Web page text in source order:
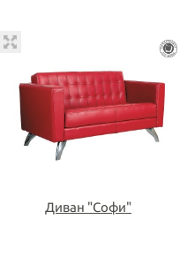
Диван "Софи"